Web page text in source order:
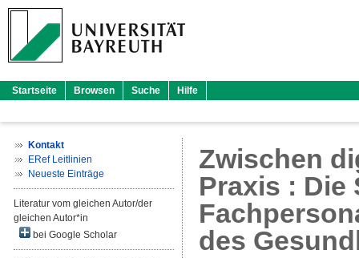
Startseite Browsen Suche Hilfe
Kontakt
ERef Leitlinien
Neueste Einträge
Literatur vom gleichen Autor/der
gleichen Autor*in
bei Google Scholar
Zwischen
Praxis : Die
des